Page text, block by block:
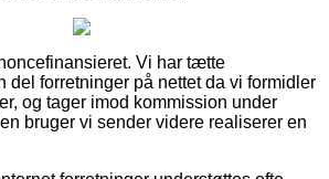
Vi har tætte
del forretninger på nettet da vi formidler
og tager imod kommission under
bruger vi sender videre realiserer en